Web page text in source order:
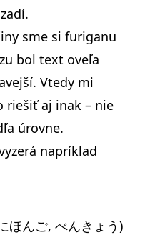
sme si furiganu
bol text oveľa
Vtedy mi
riešiť aj inak – nie
úrovne.
napríklad
ほんご, べんきょう)